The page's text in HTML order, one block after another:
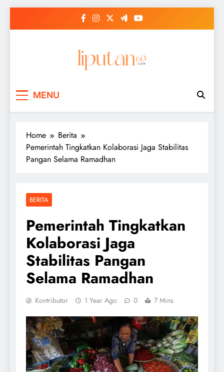
MENU
Home
Berita
Pemerintah Tingkatkan Kolaborasi Jaga Stabilitas
Pangan Selama Ramadhan
BERITA
Pemerintah Tingkatkan
Kolaborasi Jaga
Stabilitas Pangan
Selama Ramadhan
Kontributor 1 Year Ago 0 7 Mins